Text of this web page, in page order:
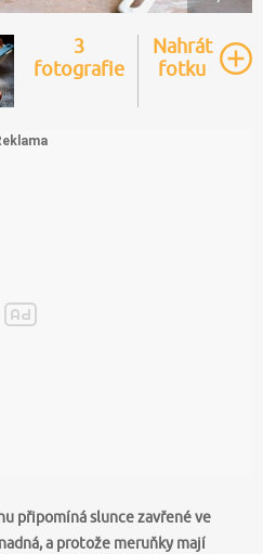
3
fotografie
Nahrát
fotku
připomíná slunce zavřené ve
a protože meruňky mají